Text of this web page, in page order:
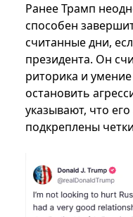
Ранее Трамп
способен
считанные дни,
президента. Он
риторика и
остановить
указывают, что
подкреплены